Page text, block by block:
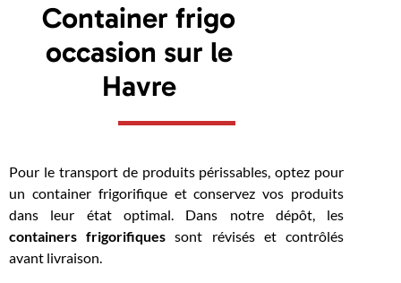
Container frigo
occasion sur le
Havre
Pour le transport de produits périssables, optez pour
un container frigorifique et conservez vos produits
dans leur état optimal. Dans notre dépôt, les
containers frigorifiques sont révisés et contrôlés
avant livraison.